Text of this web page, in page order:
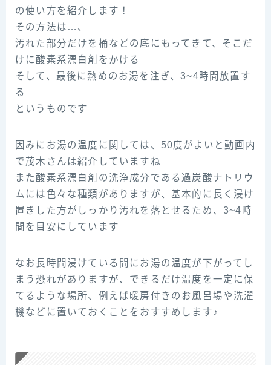
の使い方を紹介します！
その方法は…、
汚れた部分だけを桶などの底にもってきて、そこだ
けに酸素系漂白剤をかける
そして、最後に熱めのお湯を注ぎ、3~4時間放置す
る
というものです
因みにお湯の温度に関しては、50度がよいと動画内
で茂木さんは紹介していますね
また酸素系漂白剤の洗浄成分である過炭酸ナトリウ
ムには色々な種類がありますが、基本的に長く浸け
置きした方がしっかり汚れを落とせるため、3~4時
間を目安にしています
なお長時間浸けている間にお湯の温度が下がってし
まう恐れがありますが、できるだけ温度を一定に保
てるような場所、例えば暖房付きのお風呂場や洗濯
機などに置いておくことをおすすめします♪